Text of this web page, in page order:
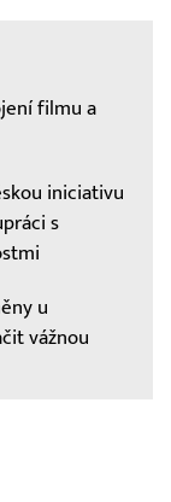
filmu a
iniciativu
s
u
vážnou